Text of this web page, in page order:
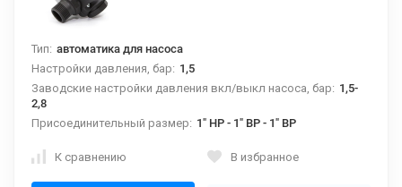
Тип: автоматика для насоса
Настройки давления, бар: 1,5
Заводские настройки давления вкл/выкл насоса, бар: 1,5-
2,8
Присоединительный размер: 1" НР - 1" ВР - 1" ВР
К сравнению В избранное